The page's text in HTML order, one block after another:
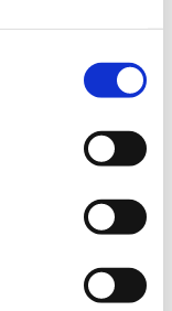
v pôde pre